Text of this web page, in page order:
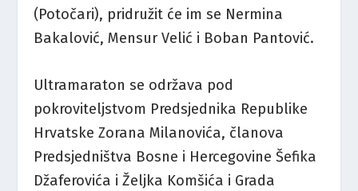
(Potočari), pridružit će im se Nermina
Bakalović, Mensur Velić i Boban Pantović.
Ultramaraton se održava pod
pokroviteljstvom Predsjednika Republike
Hrvatske Zorana Milanovića, članova
Predsjedništva Bosne i Hercegovine Šefika
Džaferovića i Željka Komšića i Grada